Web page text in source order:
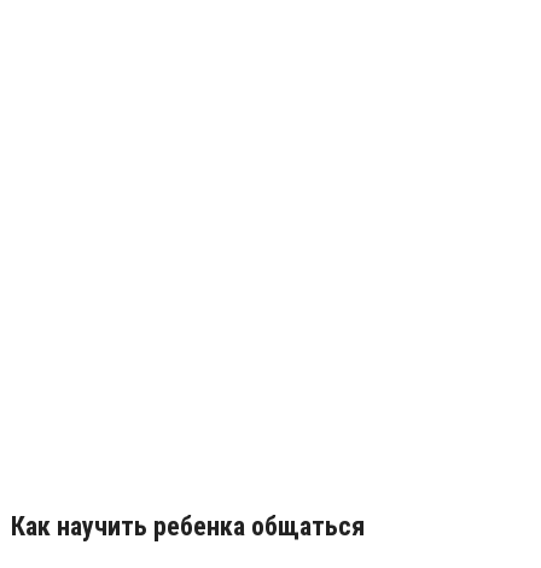
Как научить ребенка общаться